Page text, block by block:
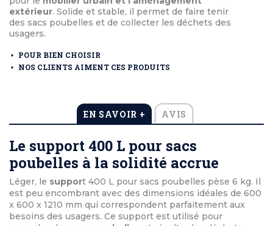
extérieur. Solide et stable, il permet de faire tenir
des sacs poubelles et de collecter les déchets des
usagers.
POUR BIEN CHOISIR
NOS CLIENTS AIMENT CES PRODUITS
EN SAVOIR + AVIS
Le support 400 L pour sacs
poubelles à la solidité accrue
Léger, le support 400 L pour sacs poubelles pèse 6 kg. Il
est peu encombrant avec des dimensions idéales de 600
x 600 x 1210 mm qui correspondent parfaitement aux
besoins des usagers. Ce support est utilisé pour